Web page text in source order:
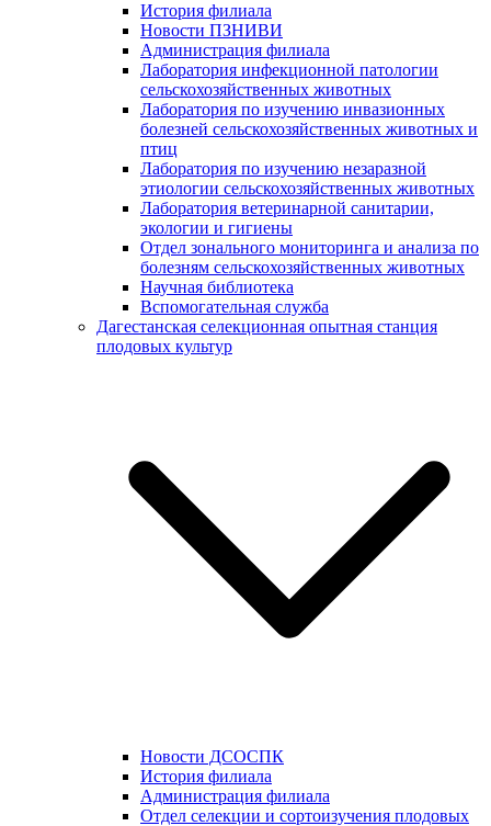
История филиала
Новости ПЗНИВИ
Администрация филиала
Лаборатория инфекционной патологии
сельскохозяйственных животных
Лаборатория по изучению инвазионных
болезней сельскохозяйственных животных и
птиц
Лаборатория по изучению незаразной
этиологии сельскохозяйственных животных
Лаборатория ветеринарной санитарии,
экологии и гигиены
Отдел зонального мониторинга и анализа по
болезням сельскохозяйственных животных
Научная библиотека
Вспомогательная служба
Дагестанская селекционная опытная станция
плодовых культур
Новости ДСОСПК
История филиала
Администрация филиала
Отдел селекции и сортоизучения плодовых